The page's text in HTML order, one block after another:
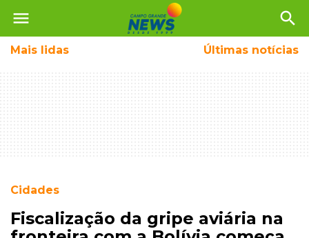
menu search
Mais lidas Últimas notícias
Cidades
Fiscalização da gripe aviária na